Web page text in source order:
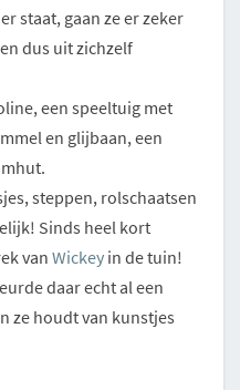
staat, gaan ze er zeker
dus uit zichzelf
een speeltuig met
en glijbaan, een
steppen, rolschaatsen
Sinds heel kort
van Wickey in de tuin!
daar echt al een
ze houdt van kunstjes